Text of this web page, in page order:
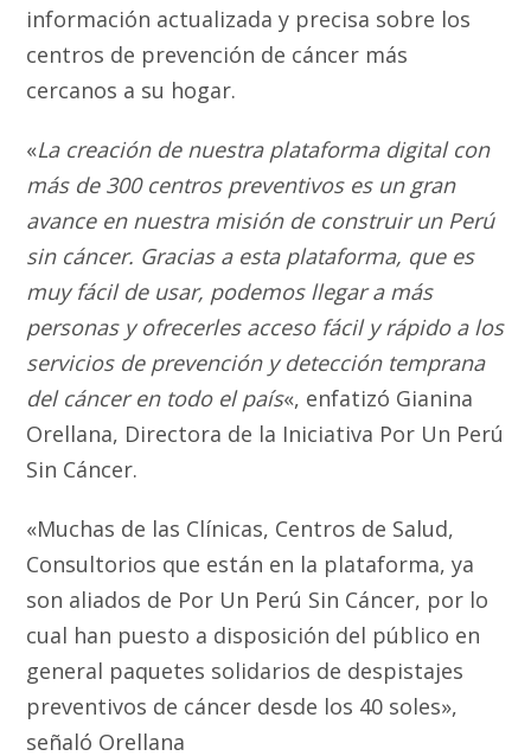
información actualizada y precisa sobre los
centros de prevención de cáncer más
cercanos a su hogar.
«La creación de nuestra plataforma digital con
más de 300 centros preventivos es un gran
avance en nuestra misión de construir un Perú
sin cáncer. Gracias a esta plataforma, que es
muy fácil de usar, podemos llegar a más
personas y ofrecerles acceso fácil y rápido a los
servicios de prevención y detección temprana
del cáncer en todo el país«, enfatizó Gianina
Orellana, Directora de la Iniciativa Por Un Perú
Sin Cáncer.
«Muchas de las Clínicas, Centros de Salud,
Consultorios que están en la plataforma, ya
son aliados de Por Un Perú Sin Cáncer, por lo
cual han puesto a disposición del público en
general paquetes solidarios de despistajes
preventivos de cáncer desde los 40 soles»,
señaló Orellana